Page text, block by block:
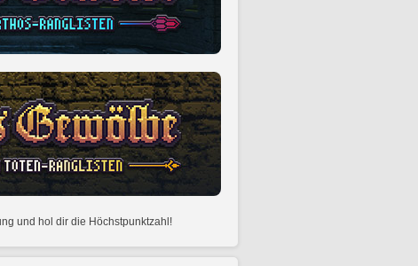
und hol dir die Höchstpunktzahl!